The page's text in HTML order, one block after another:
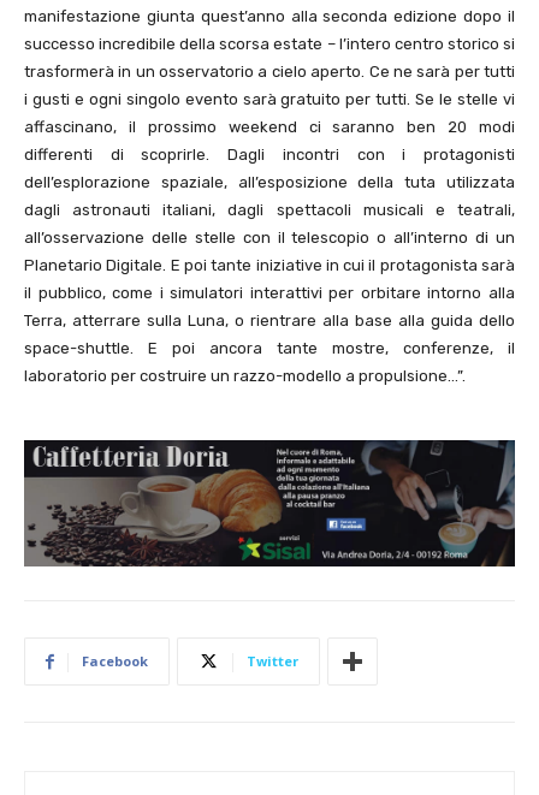
manifestazione giunta quest’anno alla seconda edizione dopo il
successo incredibile della scorsa estate – l’intero centro storico si
trasformerà in un osservatorio a cielo aperto. Ce ne sarà per tutti
i gusti e ogni singolo evento sarà gratuito per tutti. Se le stelle vi
affascinano, il prossimo weekend ci saranno ben 20 modi
differenti di scoprirle. Dagli incontri con i protagonisti
dell’esplorazione spaziale, all’esposizione della tuta utilizzata
dagli astronauti italiani, dagli spettacoli musicali e teatrali,
all’osservazione delle stelle con il telescopio o all’interno di un
Planetario Digitale. E poi tante iniziative in cui il protagonista sarà
il pubblico, come i simulatori interattivi per orbitare intorno alla
Terra, atterrare sulla Luna, o rientrare alla base alla guida dello
space-shuttle. E poi ancora tante mostre, conferenze, il
laboratorio per costruire un razzo-modello a propulsione…”.
Facebook Twitter